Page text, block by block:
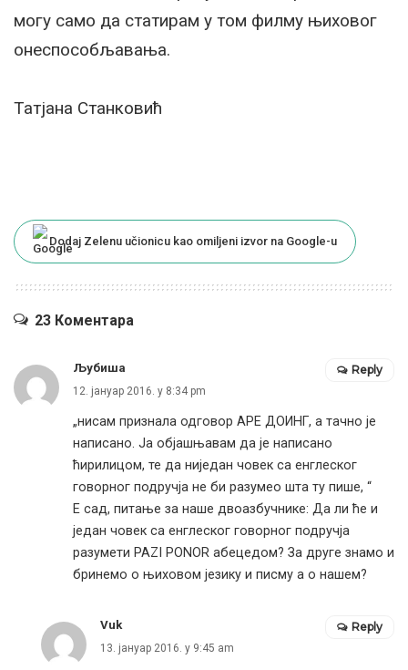
могу само да статирам у том филму њиховог
онеспособљавања.
Татјана Станковић
Dodaj Zelenu učionicu kao omiljeni izvor na Google-u
23 Коментара
Љубиша
12. јануар 2016. у 8:34 pm
„нисам признала одговор АРЕ ДОИНГ, а тачно је
написано. Ја објашњавам да је написано
ћирилицом, те да ниједан човек са енглеског
говорног подручја не би разумео шта ту пише, “
Е сад, питање за наше двоазбучнике: Да ли ће и
један човек са енглеског говорног подручја
разумети PAZI PONOR абецедом? За друге знамо и
бринемо о њиховом језику и писму а о нашем?
Reply
Vuk
13. јануар 2016. у 9:45 am
Reply